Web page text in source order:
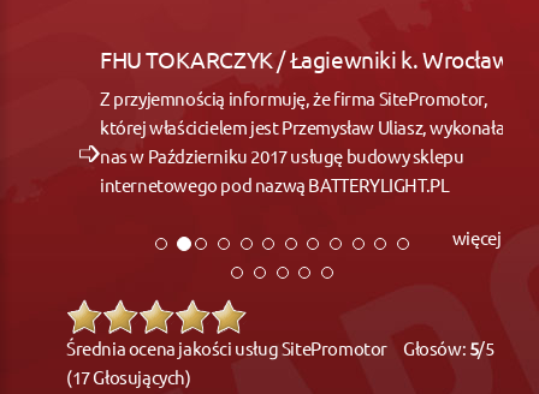
FHU TOKARCZYK / Łagiewniki k. Wrocław
Z przyjemnością informuję, że firma SitePromotor,
której właścicielem jest Przemysław Uliasz, wykonała dla
nas w Październiku 2017 usługę budowy sklepu
internetowego pod nazwą BATTERYLIGHT.PL
więcej
Średnia ocena jakości usług SitePromotor Głosów: 5/5
(17 Głosujących)